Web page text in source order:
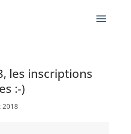
les inscriptions
:-)
2018